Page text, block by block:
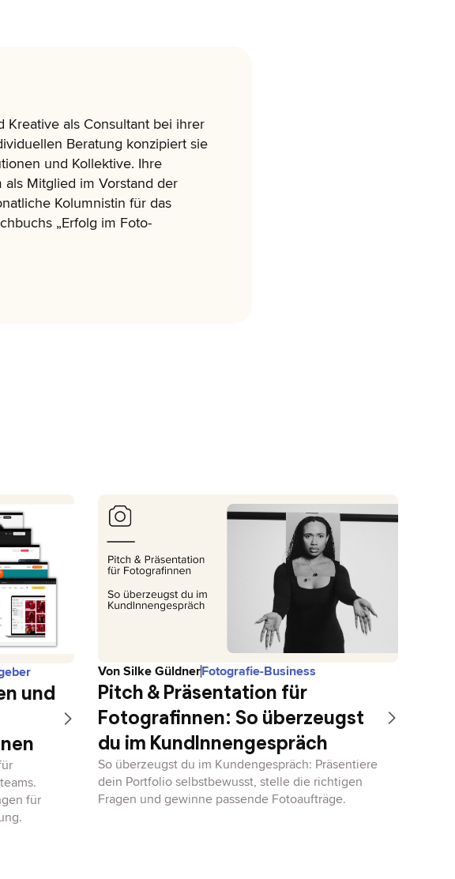
Kreative als Consultant bei ihrer
Beratung konzipiert sie
und Kollektive. Ihre
Mitglied im Vorstand der
Kolumnistin für das
„Erfolg im Foto-
und
für
Von Silke GüldnerFotografie-Business
Pitch & Präsentation für
Fotografinnen: So überzeugst
du im KundInnengespräch
So überzeugst du im Kundengespräch: Präsentiere
dein Portfolio selbstbewusst, stelle die richtigen
Fragen und gewinne passende Fotoaufträge.